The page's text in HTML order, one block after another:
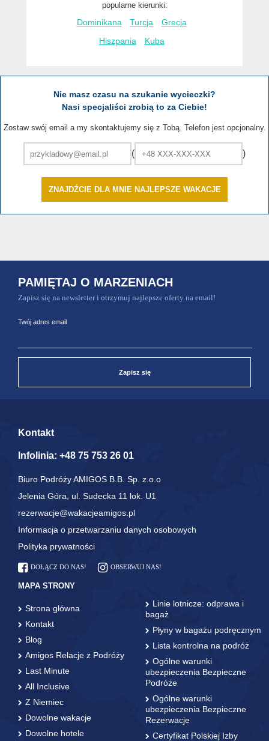
popularne kierunki:
Dominikana
Turcja Grecja
Hiszpania Kuba
Nie masz czasu na szukanie wycieczki?
Nasi specjaliści zrobią to za Ciebie!
Zostaw swój email a my skontaktujemy się z Tobą. Telefon jest opcjonalny.
( )
ZNAJDŹCIE DLA MNIE NAJLEPSZE WAKACJE
PAMIĘTAJ O MARZENIACH
Zapisz się na newsletter i otrzymuj najlepsze oferty na email!
Twój adres email
Zapisz się
Kontakt
Infolinia: +48 75 753 26 01
Biuro Podróży AMIGOS B.B. Sp. z.o.o
Jelenia Góra, ul. Sudecka 11 lok. U1
rezerwacje@wakacjeamigos.pl
Informacja o przetwarzaniu danych osobowych
Polityka prywatności
DOŁĄCZ DO NAS! OBSERWUJ NAS!
MAPA STRONY
Strona główna
Kontakt
Blog
Amigos Relacje z Podróży
Last Minute
All Inclusive
Z Niemiec
Dowolne wakacje
Dowolne hotele
Linie lotnicze: odprawa i
bagaż
Płyny w bagażu podręcznym
Lista kontrolna na podróż
Ogólne warunki
ubezpieczenia Bezpieczne
Podróże
Ogólne warunki
ubezpieczenia Bezpieczne
Rezerwacje
Certyfikat Polskiej Izby